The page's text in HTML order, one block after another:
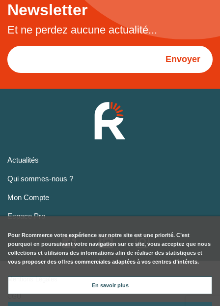
Newsletter
Et ne perdez aucune actualité...
Envoyer
Actualités
Qui sommes-nous ?
Mon Compte
Espace Pro
Mentions Légales
CGU
Pour Rcommerce votre expérience sur notre site est une priorité. C’est
pourquoi en poursuivant votre navigation sur ce site, vous acceptez que nous
collections et utilisions des informations afin de réaliser des statistiques et
vous proposer des offres commerciales adaptées à vos centres d’intérets.
En savoir plus